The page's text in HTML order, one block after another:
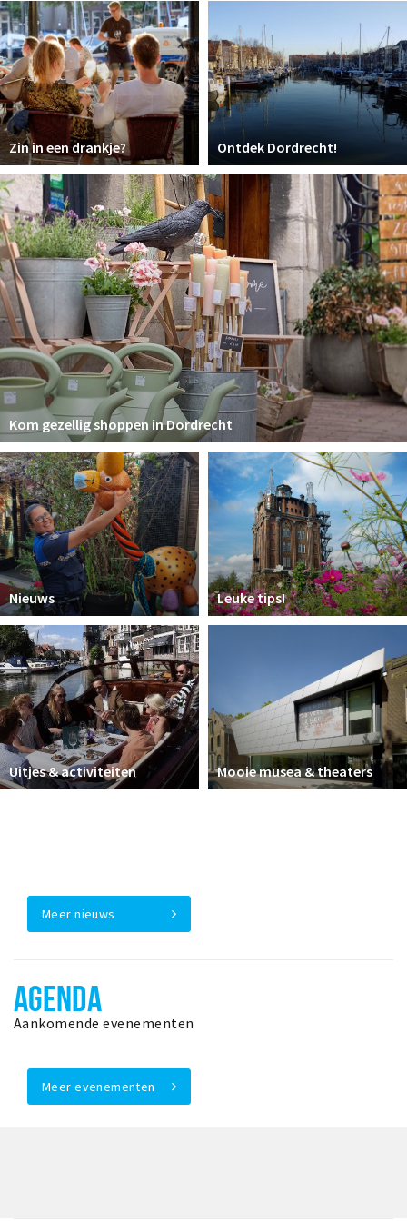
Recreatief
Winkels
Winkelgebieden
Parkeren
Bezienswaardigheden
Musea, theaters & podia
Uitjes & activiteiten
Toeristische routes
Sport
Natuur
Inloggen
Zin in een drankje? Ontdek Dordrecht!
Kom gezellig shoppen in Dordrecht
Nieuws Leuke tips!
Uitjes & activiteiten Mooie musea & theaters
Meer nieuws
AGENDA
Aankomende evenementen
Meer evenementen